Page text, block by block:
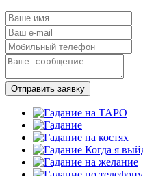
Отправить заявку